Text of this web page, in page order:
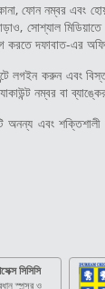
ফোন নম্বর এবং
সোশ্যাল
দফাবাত-এর
লগইন করুন এবং
নম্বর বা
এবং শক্তিশালী
সিসিসি
স্পন্সর ও